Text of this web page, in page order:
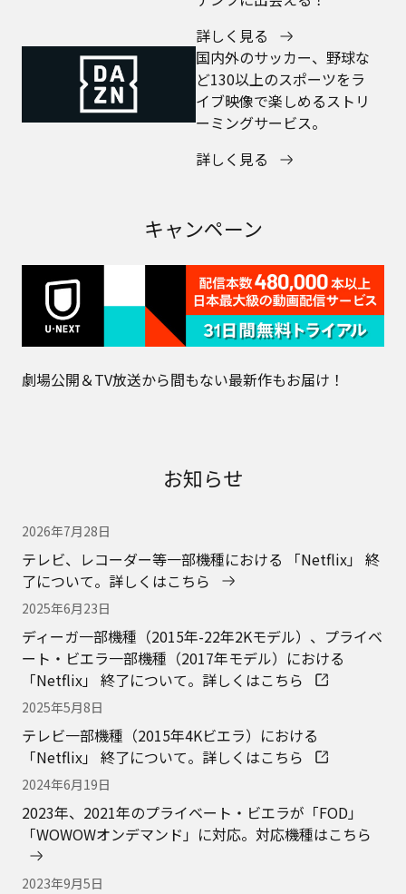
詳しく見る
国内外のサッカー、野球な
ど130以上のスポーツをラ
イブ映像で楽しめるストリ
ーミングサービス。
詳しく見る
キャンペーン
劇場公開＆TV放送から間もない最新作もお届け！
お知らせ
2026年7月28日
テレビ、レコーダー等一部機種における 「Netflix」 終
了について。詳しくはこちら
2025年6月23日
ディーガ一部機種（2015年-22年2Kモデル）、プライベ
ート・ビエラ一部機種（2017年モデル）における
「Netflix」 終了について。詳しくはこちら
2025年5月8日
テレビ一部機種（2015年4Kビエラ）における
「Netflix」 終了について。詳しくはこちら
2024年6月19日
2023年、2021年のプライベート・ビエラが「FOD」
「WOWOWオンデマンド」に対応。対応機種はこちら
2023年9月5日